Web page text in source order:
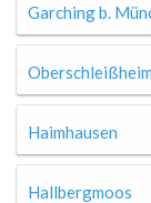
Garching b.
Oberschleißheim
Haimhausen
Hallbergmoos